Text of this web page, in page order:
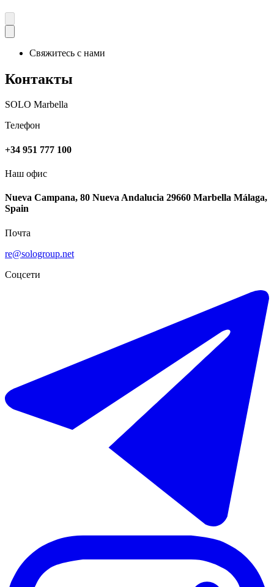
Свяжитесь с нами
Контакты
SOLO Marbella
Телефон
+34 951 777 100
Наш офис
Nueva Campana, 80 Nueva Andalucia 29660 Marbella Málaga,
Spain
Почта
re@sologroup.net
Соцсети